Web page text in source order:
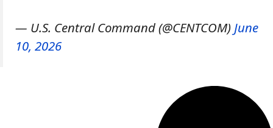
— U.S. Central Command (@CENTCOM) June
10, 2026